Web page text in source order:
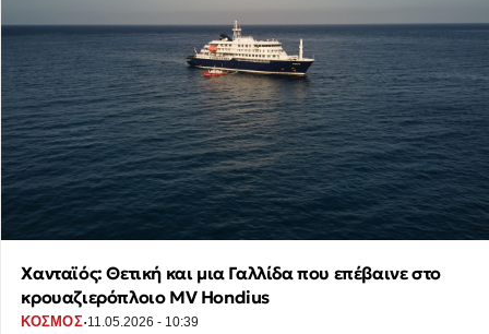
Χανταϊός: Θετική και μια Γαλλίδα που επέβαινε στο
κρουαζιερόπλοιο MV Hondius
ΚΟΣΜΟΣ·11.05.2026 - 10:39